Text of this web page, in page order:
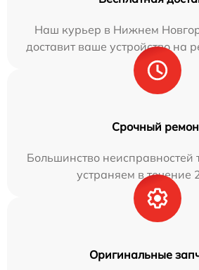
Наш курьер в Нижнем
доставит ваше устройство на
Срочный
Большинство неисправностей
устраняем в течение
Оригинальные